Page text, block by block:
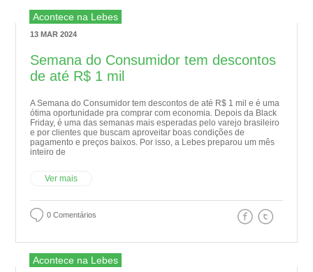
Acontece na Lebes
13 MAR 2024
Semana do Consumidor tem descontos
de até R$ 1 mil
A Semana do Consumidor tem descontos de até R$ 1 mil e é uma
ótima oportunidade pra comprar com economia. Depois da Black
Friday, é uma das semanas mais esperadas pelo varejo brasileiro
e por clientes que buscam aproveitar boas condições de
pagamento e preços baixos. Por isso, a Lebes preparou um mês
inteiro de
Ver mais
0 Comentários
Acontece na Lebes